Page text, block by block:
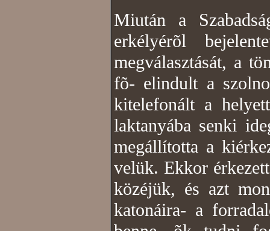
Miután a
erkélyérõl
megválasztását, a
fõ- elindult a
kitelefonált a
laktanyába senki
megállította a
velük. Ekkor
közéjük, és azt
katonáira- a